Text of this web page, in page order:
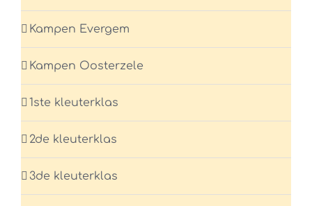
Kampen Evergem
Kampen Oosterzele
1ste kleuterklas
2de kleuterklas
3de kleuterklas